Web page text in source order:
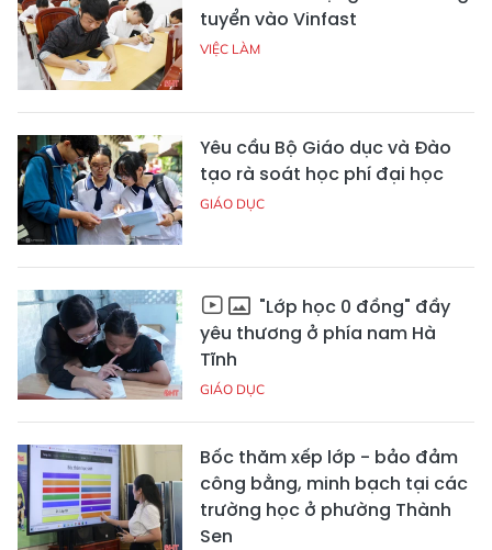
tuyển vào Vinfast
VIỆC LÀM
Yêu cầu Bộ Giáo dục và Đào
tạo rà soát học phí đại học
GIÁO DỤC
"Lớp học 0 đồng" đầy
yêu thương ở phía nam Hà
Tĩnh
GIÁO DỤC
Bốc thăm xếp lớp - bảo đảm
công bằng, minh bạch tại các
trường học ở phường Thành
Sen